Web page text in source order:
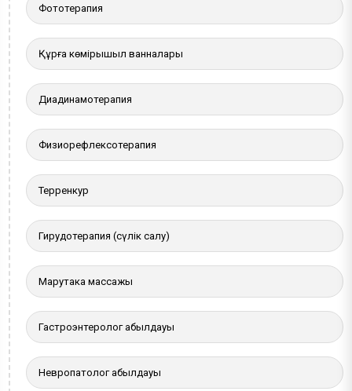
Фототерапия
Құрғақ көмірқышқыл ванналары
Диадинамотерапия
Физиорефлексотерапия
Терренкур
Гирудотерапия (сүлік салу)
Марутака массажы
Гастроэнтеролог қабылдауы
Невропатолог қабылдауы